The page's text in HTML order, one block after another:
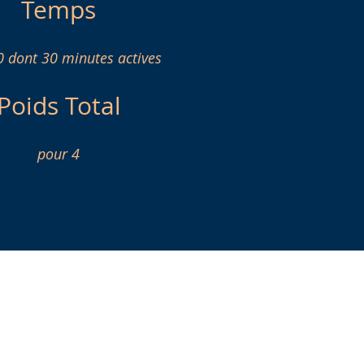
Temps
dont 30 minutes actives
Total
pour 4